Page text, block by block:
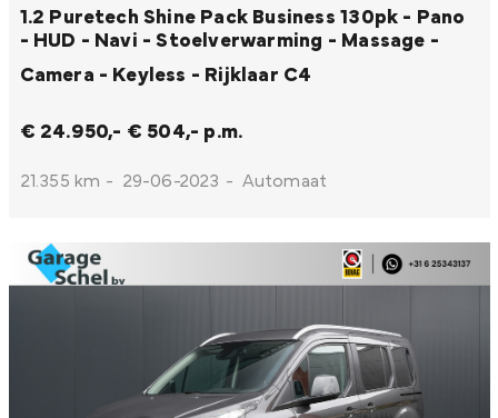
1.2 Puretech Shine Pack Business 130pk - Pano
- HUD - Navi - Stoelverwarming - Massage -
Camera - Keyless - Rijklaar C4
€ 24.950,- € 504,- p.m.
21.355 km - 29-06-2023 - Automaat